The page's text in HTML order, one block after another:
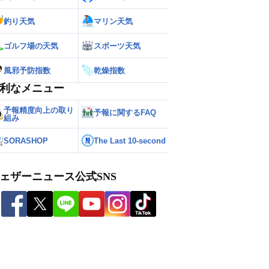
釣り天気 マリン天気
ゴルフ場の天気 スポーツ天気
風邪予防指数 乾燥指数
なメニュー
予報精度向上の取り
組み
予報に関するFAQ
SORASHOP The Last 10-second
ザーニュース公式SNS